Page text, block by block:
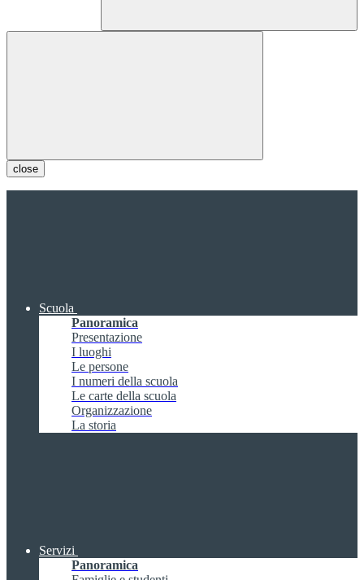
close
Scuola
Panoramica
Presentazione
I luoghi
Le persone
I numeri della scuola
Le carte della scuola
Organizzazione
La storia
Servizi
Panoramica